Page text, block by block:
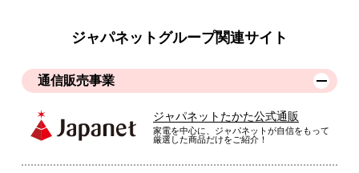
ジャパネットグループ関連サイト
通信販売事業
ジャパネットたかた公式通販
家電を中心に、ジャパネットが自信をもって
厳選した商品だけをご紹介！